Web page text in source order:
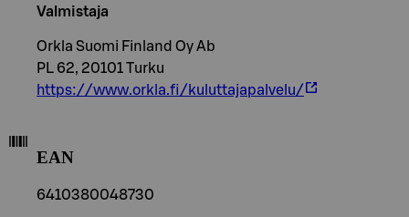
Valmistaja
Orkla Suomi Finland Oy Ab
PL 62, 20101 Turku
https://www.orkla.fi/kuluttajapalvelu/
EAN
6410380048730